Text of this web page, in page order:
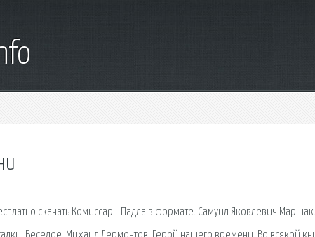
скачать Комиссар - Падла в формате. Самуил Яковлевич Маршак.